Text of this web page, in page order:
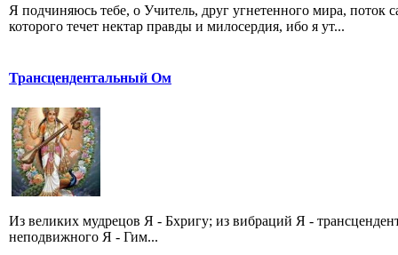
Я подчиняюсь тебе, о Учитель, друг угнетенного мира,
которого течет нектар правды и милосердия, ибо я ут...
Трансцендентальный Ом
Из великих мудрецов Я - Бхригу; из вибраций Я -
неподвижного Я - Гим...